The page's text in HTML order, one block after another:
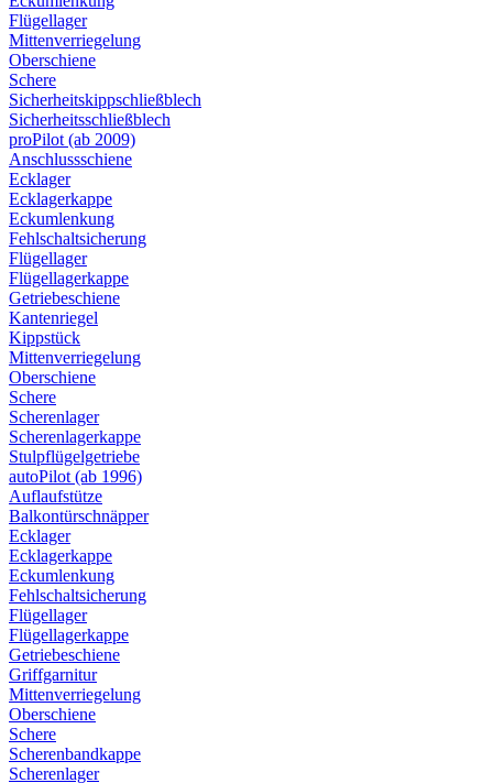
Flügellager
Mittenverriegelung
Oberschiene
Schere
Sicherheitskippschließblech
Sicherheitsschließblech
proPilot (ab 2009)
Anschlussschiene
Ecklager
Ecklagerkappe
Eckumlenkung
Fehlschaltsicherung
Flügellager
Flügellagerkappe
Getriebeschiene
Kantenriegel
Kippstück
Mittenverriegelung
Oberschiene
Schere
Scherenlager
Scherenlagerkappe
Stulpflügelgetriebe
autoPilot (ab 1996)
Auflaufstütze
Balkontürschnäpper
Ecklager
Ecklagerkappe
Eckumlenkung
Fehlschaltsicherung
Flügellager
Flügellagerkappe
Getriebeschiene
Griffgarnitur
Mittenverriegelung
Oberschiene
Schere
Scherenbandkappe
Scherenlager